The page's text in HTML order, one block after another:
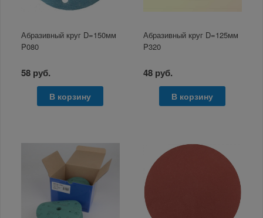
Абразивный круг D=150мм
P080
58 руб.
В корзину
Абразивный круг D=125мм
P320
48 руб.
В корзину